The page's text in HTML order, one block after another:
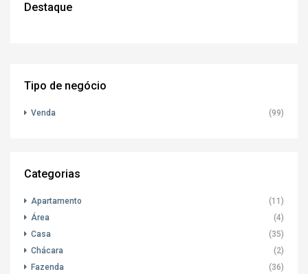
Destaque
Tipo de negócio
Venda (99)
Categorias
Apartamento
(11)
Área
(4)
Casa
(35)
Chácara
(2)
Fazenda
(36)